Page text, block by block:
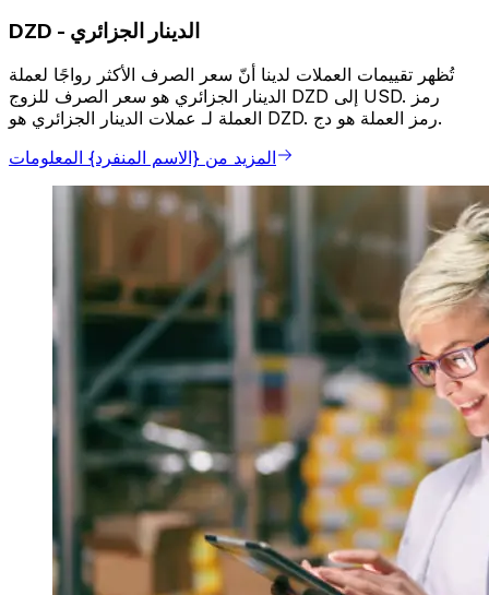
DZD - الدينار الجزائري
تُظهر تقييمات العملات لدينا أنّ سعر الصرف الأكثر رواجًا لعملة
الدينار الجزائري هو سعر الصرف للزوج DZD إلى USD. رمز
العملة لـ عملات الدينار الجزائري هو DZD. رمز العملة هو دج.
المزيد من {الاسم المنفرد} المعلومات